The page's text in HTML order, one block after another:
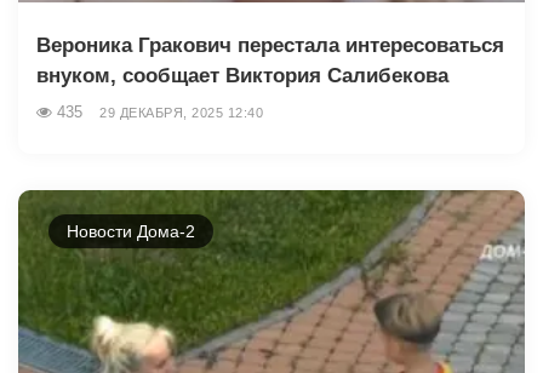
Вероника Гракович перестала интересоваться
внуком, сообщает Виктория Салибекова
435 29 ДЕКАБРЯ, 2025 12:40
Новости Дома-2